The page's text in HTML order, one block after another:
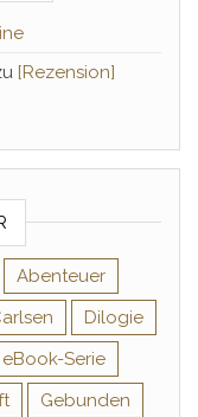
[Rezension]
Abenteuer
Dilogie
eBook-Serie
Gebunden